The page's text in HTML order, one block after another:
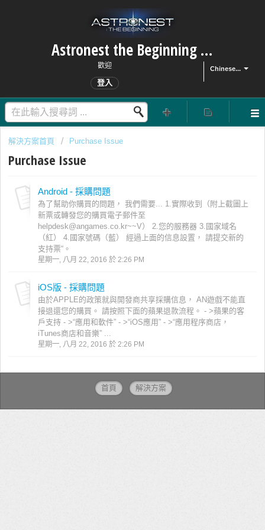
Astronest the Beginning Customer Portal
Chinese...
歡迎
登入
解決方案首頁 Purchase Issue
Purchase Issue
Android - 採購問題
為了幫助你購買的問題， 我們需要... 1.實際收到（附上截圖上
新票或轉發您的購買電子郵件至
helpdesk@angames.co.kr~~V） 2.您的服務器 3.國家域名
（紅） 4.國家號碼（藍） 經過上面的信息設置， 請提交新的
支持票“。
星期一, 八月 22, 2016 於 2:26 PM
iOS版 - 採購問題
由於APPLE的政策就與開發商共享採購信息， AN遊戲不能直
接退還您的購買。 請按照下面的蘋果退款流程。 - >蘋果的客
戶支持 - >“應用和軟件” - >“iOS應用” - >“應用程序商店，
iTunes商店和音樂” ...
星期一, 八月 22, 2016 於 2:26 PM
首頁 解決方案